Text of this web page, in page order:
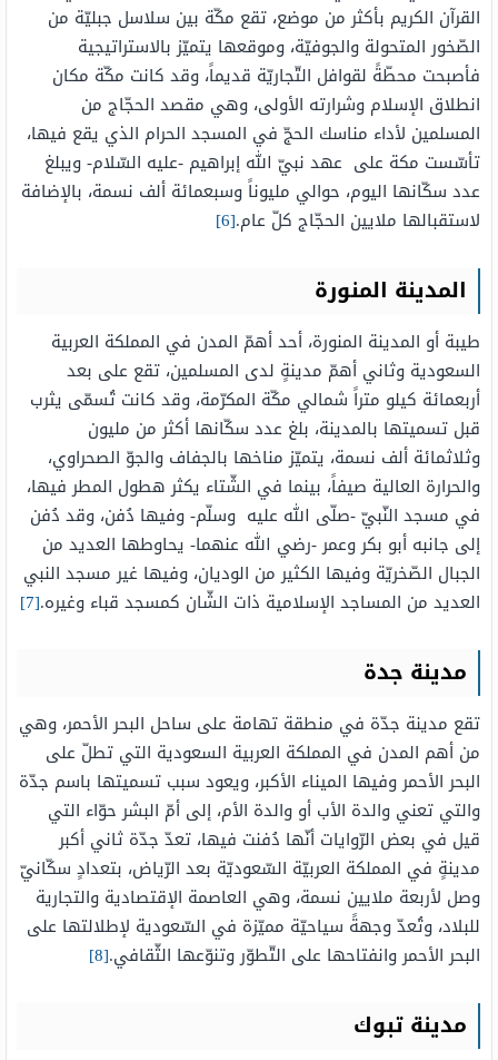
القرآن الكريم بأكثر من موضع، تقع مكّة بين سلاسل جبليّة من
الصّخور المتحولة والجوفيّة، وموقعها يتميّز بالاستراتيجية
فأصبحت محطّةً لقوافل التّجاريّة قديماً، وقد كانت مكّة مكان
انطلاق الإسلام وشرارته الأولى، وهي مقصد الحجّاج من
المسلمين لأداء مناسك الحجّ في المسجد الحرام الذي يقع فيها،
تأسّست مكة على عهد نبيّ الله إبراهيم -عليه السّلام- ويبلغ
عدد سكّانها اليوم، حوالي مليوناً وسبعمائة ألف نسمة، بالإضافة
لاستقبالها ملايين الحجّاج كلّ عام.[6]
المدينة المنورة
طيبة أو المدينة المنورة، أحد أهمّ المدن في المملكة العربية
السعودية وثاني أهمّ مدينةٍ لدى المسلمين، تقع على بعد
أربعمائة كيلو متراً شمالي مكّة المكرّمة، وقد كانت تُسمّى يثرب
قبل تسميتها بالمدينة، بلغ عدد سكّانها أكثر من مليون
وثلاثمائة ألف نسمة، يتميّز مناخها بالجفاف والجوّ الصحراوي،
والحرارة العالية صيفاً، بينما في الشّتاء يكثر هطول المطر فيها،
في مسجد النّبيّ -صلّى الله عليه وسلّم- وفيها دُفن، وقد دُفن
إلى جانبه أبو بكر وعمر -رضي الله عنهما- يحاوطها العديد من
الجبال الصّخريّة وفيها الكثير من الوديان، وفيها غير مسجد النبي
العديد من المساجد الإسلامية ذات الشّان كمسجد قباء وغيره.[7]
مدينة جدة
تقع مدينة جدّة في منطقة تهامة على ساحل البحر الأحمر، وهي
من أهم المدن في المملكة العربية السعودية التي تطلّ على
البحر الأحمر وفيها الميناء الأكبر، ويعود سبب تسميتها باسم جدّة
والتي تعني والدة الأب أو والدة الأم، إلى أمّ البشر حوّاء التي
قيل في بعض الرّوايات أنّها دُفنت فيها، تعدّ جدّة ثاني أكبر
مدينةٍ في المملكة العربيّة السّعوديّة بعد الرّياض، بتعدادٍ سكّانيّ
وصل لأربعة ملايين نسمة، وهي العاصمة الإقتصادية والتجارية
للبلاد، وتُعدّ وجهةً سياحيّة مميّزة في السّعودية لإطلالتها على
البحر الأحمر وانفتاحها على التّطوّر وتنوّعها الثّقافي.[8]
مدينة تبوك